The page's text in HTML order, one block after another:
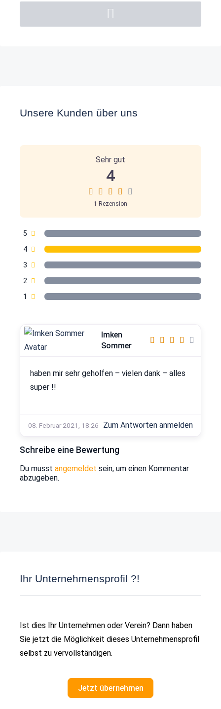
Unsere Kunden über uns
Sehr gut
4
1 Rezension
5
4
3
2
1
Imken
Sommer
haben mir sehr geholfen – vielen dank – alles
super !!
08. Februar 2021, 18:26 Zum Antworten anmelden
Schreibe eine Bewertung
Du musst angemeldet sein, um einen Kommentar
abzugeben.
Ihr Unternehmensprofil ?!
Ist dies Ihr Unternehmen oder Verein? Dann haben
Sie jetzt die Möglichkeit dieses Unternehmensprofil
selbst zu vervollständigen.
Jetzt übernehmen